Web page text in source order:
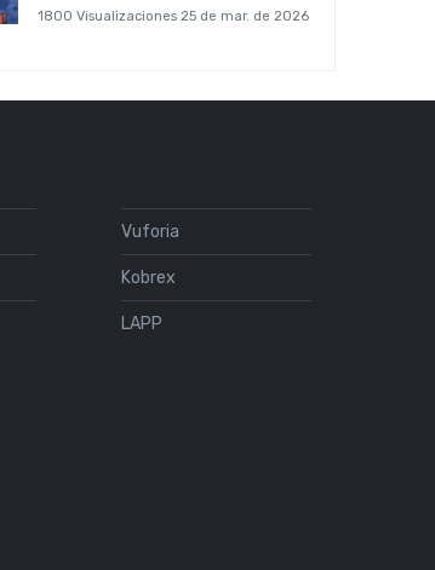
1800 Visualizaciones 25 de mar. de 2026
Vuforia
Kobrex
LAPP